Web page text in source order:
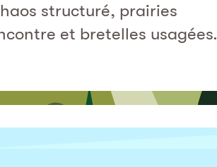
structuré, prairies
et bretelles usagées.